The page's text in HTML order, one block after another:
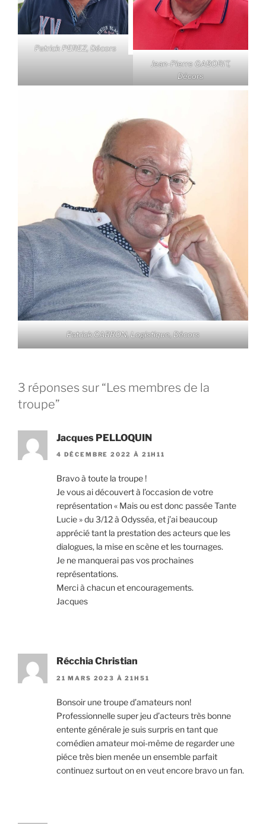
Patrick PEREZ, Décors
Jean-Pierre GABORIT,
Décors
Patrick CARRON, Logistique, Décors
3 réponses sur “Les membres de la
troupe”
Jacques PELLOQUIN
4 DÉCEMBRE 2022 À 21H11
Bravo à toute la troupe !
Je vous ai découvert à l’occasion de votre
représentation « Mais ou est donc passée Tante
Lucie » du 3/12 à Odysséa, et j’ai beaucoup
apprécié tant la prestation des acteurs que les
dialogues, la mise en scène et les tournages.
Je ne manquerai pas vos prochaines
représentations.
Merci à chacun et encouragements.
Jacques
Récchia Christian
21 MARS 2023 À 21H51
Bonsoir une troupe d’amateurs non!
Professionnelle super jeu d’acteurs très bonne
entente générale je suis surpris en tant que
comédien amateur moi-même de regarder une
piéce très bien menée un ensemble parfait
continuez surtout on en veut encore bravo un fan.